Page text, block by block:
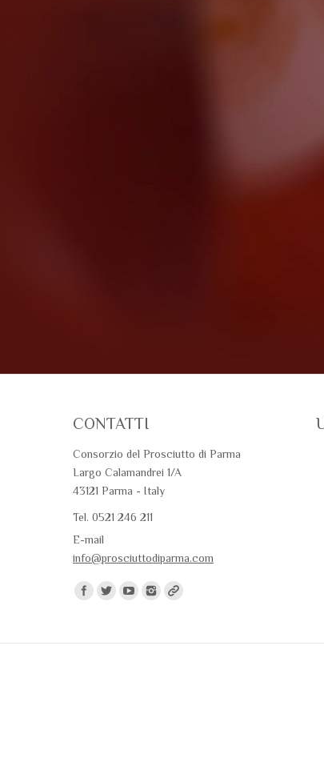
CONTATTI
Consorzio del Prosciutto di Parma
Largo Calamandrei 1/A
43121 Parma - Italy
Tel. 0521 246 211
E-mail
info@prosciuttodiparma.com
Trovaci su: